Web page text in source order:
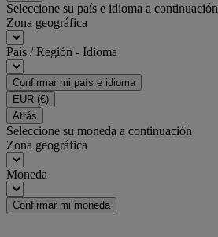
Seleccione su país e idioma a continuación
Zona geográfica
País / Región - Idioma
Confirmar mi país e idioma
EUR (€)
Atrás
Seleccione su moneda a continuación
Zona geográfica
Moneda
Confirmar mi moneda